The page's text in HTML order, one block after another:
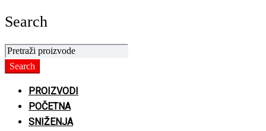
Search
PROIZVODI
POČETNA
SNIŽENJA